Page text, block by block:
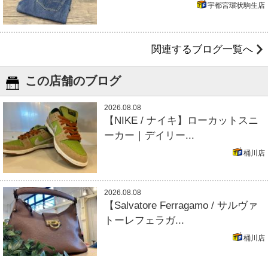
宇都宮環状駒生店
関連するブログ一覧へ
この店舗のブログ
2026.08.08
【NIKE / ナイキ】ローカットスニ
ーカー｜デイリー...
桶川店
2026.08.08
【Salvatore Ferragamo / サルヴァ
トーレフェラガ...
桶川店